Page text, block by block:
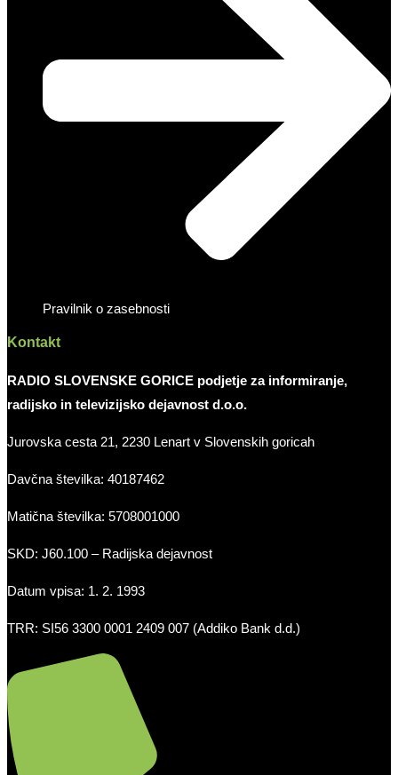
Pravilnik o zasebnosti
Kontakt
RADIO SLOVENSKE GORICE podjetje za informiranje,
radijsko in televizijsko dejavnost d.o.o.
Jurovska cesta 21, 2230 Lenart v Slovenskih goricah
Davčna številka: 40187462
Matična številka: 5708001000
SKD: J60.100 – Radijska dejavnost
Datum vpisa: 1. 2. 1993
TRR: SI56 3300 0001 2409 007 (Addiko Bank d.d.)